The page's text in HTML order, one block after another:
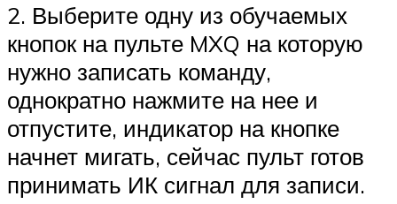
2. Выберите одну из обучаемых
кнопок на пульте MXQ на которую
нужно записать команду,
однократно нажмите на нее и
отпустите, индикатор на кнопке
начнет мигать, сейчас пульт готов
принимать ИК сигнал для записи.